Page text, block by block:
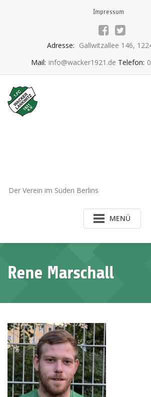
Impressum
Adresse: Gallwitzallee 146,
Mail: info@wacker1921.de Telefon:
Der Verein im Süden Berlins
MENÜ
Rene Marschall